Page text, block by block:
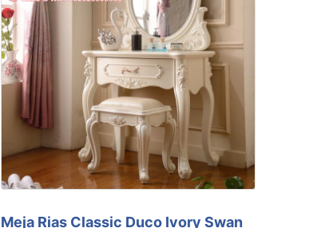
Meja Rias Classic Duco Ivory Swan